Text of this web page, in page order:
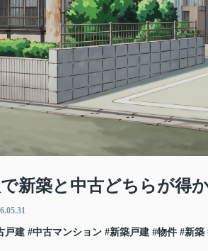
新築と中古どちらが得
戸建 #中古マンション #新築戸建 #物件 #新築